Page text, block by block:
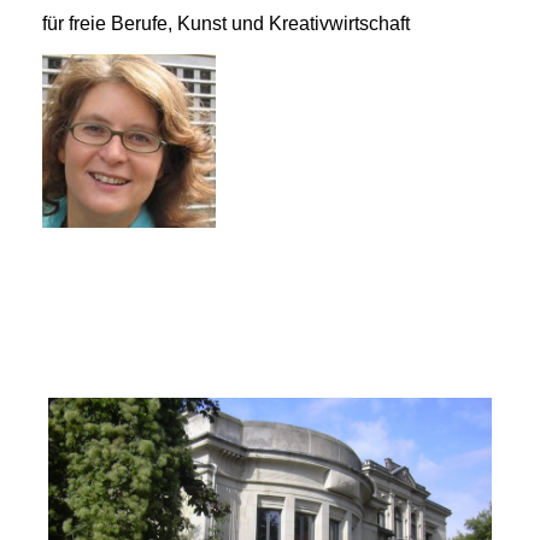
für freie Berufe, Kunst und Kreativwirtschaft